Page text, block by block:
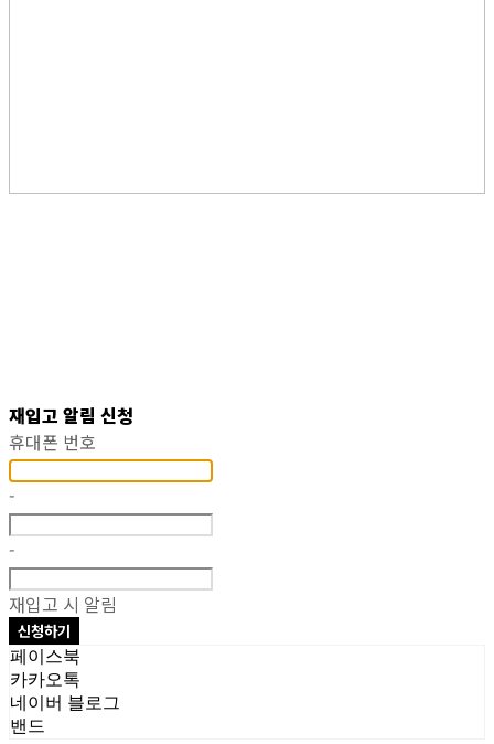
재입고 알림 신청
휴대폰 번호
-
-
재입고 시 알림
신청하기
페이스북
카카오톡
네이버 블로그
밴드